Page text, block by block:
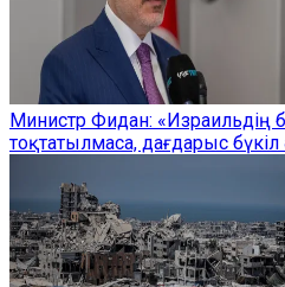
Министр Фидан:
тоқтатылмаса, дағдарыс